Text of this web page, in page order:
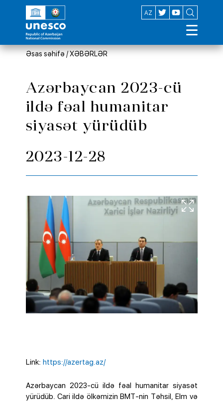
AZ
EN
Əsas səhifə /XƏBƏRLƏR
Azərbaycan 2023-cü
ildə fəal humanitar
siyasət yürüdüb
2023-12-28
Link: https://azertag.az/
Azərbaycan 2023-cü ildə fəal humanitar siyasət
yürüdüb. Cari ildə ölkəmizin BMT-nin Təhsil, Elm və